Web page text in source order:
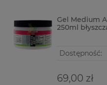
Gel Medium
250ml
Dostępność:
69,00 zł